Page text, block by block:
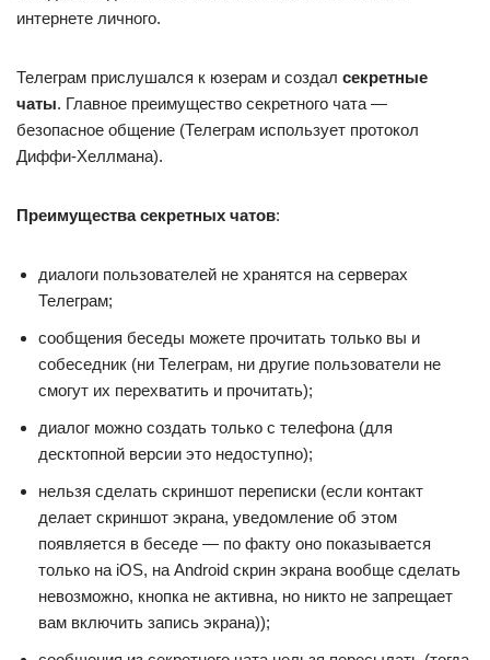
интернете личного.
Телеграм прислушался к юзерам и создал секретные
чаты. Главное преимущество секретного чата —
безопасное общение (Телеграм использует протокол
Диффи-Хеллмана).
Преимущества секретных чатов:
диалоги пользователей не хранятся на серверах
Телеграм;
сообщения беседы можете прочитать только вы и
собеседник (ни Телеграм, ни другие пользователи не
смогут их перехватить и прочитать);
диалог можно создать только с телефона (для
десктопной версии это недоступно);
нельзя сделать скриншот переписки (если контакт
делает скриншот экрана, уведомление об этом
появляется в беседе — по факту оно показывается
только на iOS, на Android скрин экрана вообще сделать
невозможно, кнопка не активна, но никто не запрещает
вам включить запись экрана));